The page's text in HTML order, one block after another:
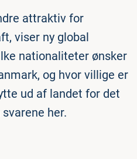
attraktiv for
viser ny global
nationaliteter ønsker
og hvor villige er
ud af landet for det
her.